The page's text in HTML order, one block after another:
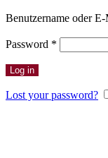
Benutzername oder
Password *
Log in
Lost your password?